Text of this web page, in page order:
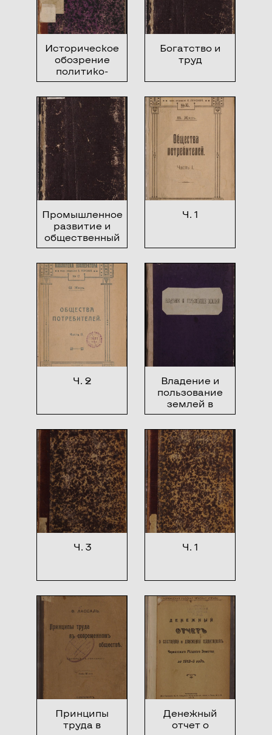
Историческое
обозрение
политико-
экономических
систем
Богатство и
труд
Промышленное
развитие и
общественный
строй
Ч. 1
Ч. 2
Владение и
пользование
землей в
различных
странах
Ч. 3 Ч. 1
Принципы
труда в
Денежный
отчет о